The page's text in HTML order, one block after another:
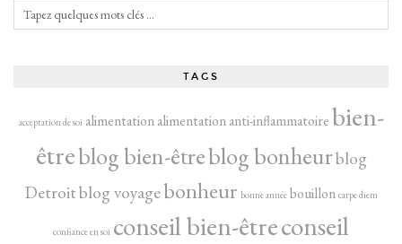
TAGS
acceptation de soi alimentation alimentation anti-inflammatoirebien-
êtreblog bien-êtreblog bonheurblog
Detroitblog voyagebonheur bonne année bouillon carpe diem
confiance en soi conseil bien-êtreconseil